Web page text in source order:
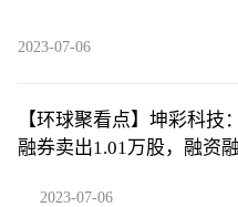
2023-07-06
【环球聚看点】坤彩科技
融券卖出1.01万股，融资
2023-07-06